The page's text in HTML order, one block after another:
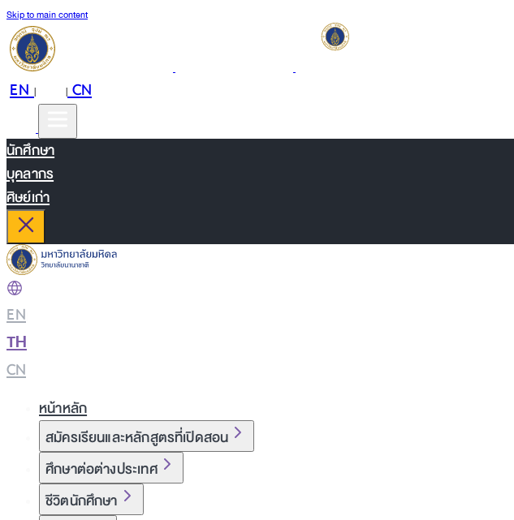
Skip to main content
EN| |CN
นักศึกษา
บุคลากร
ศิษย์เก่า
EN
TH
CN
หน้าหลัก
สมัครเรียนและหลักสูตรที่เปิดสอน
ศึกษาต่อต่างประเทศ
ชีวิตนักศึกษา